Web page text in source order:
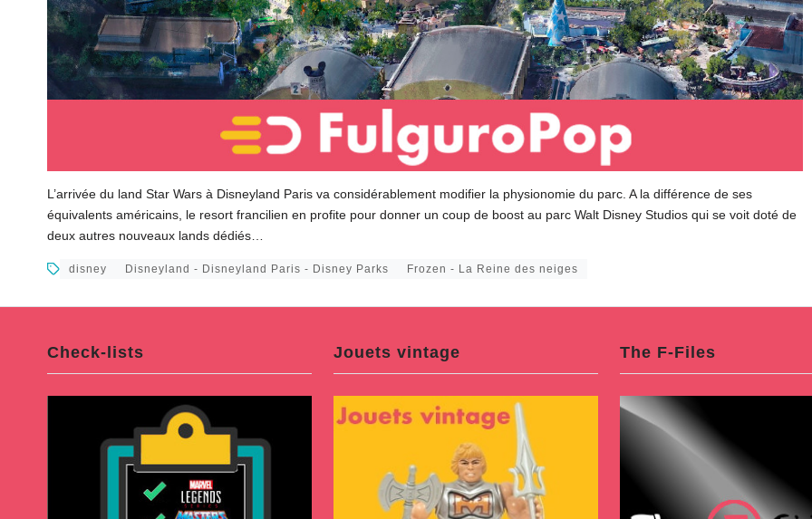
L’arrivée du land Star Wars à Disneyland Paris va considérablement modifier la physionomie du parc. A la différence de ses
équivalents américains, le resort francilien en profite pour donner un coup de boost au parc Walt Disney Studios qui se voit doté de
deux autres nouveaux lands dédiés…
disney Disneyland - Disneyland Paris - Disney Parks Frozen - La Reine des neiges
Check-lists Jouets vintage The F-Files